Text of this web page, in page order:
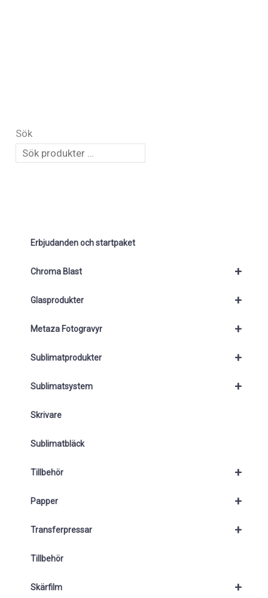
Sök
Erbjudanden och startpaket
+
Chroma Blast
+
Glasprodukter
+
Metaza Fotogravyr
+
Sublimatprodukter
+
Sublimatsystem
Skrivare
Sublimatbläck
+
Tillbehör
+
Papper
+
Transferpressar
Tillbehör
+
Skärfilm